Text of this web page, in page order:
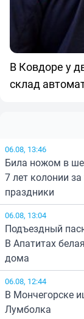
В Ковдоре у
склад
06.08, 13:46
Била ножом в
7 лет колонии
праздники
06.08, 13:04
Подъездный
В Апатитах
дома
06.08, 12:44
В Мончегорске
Лумболка